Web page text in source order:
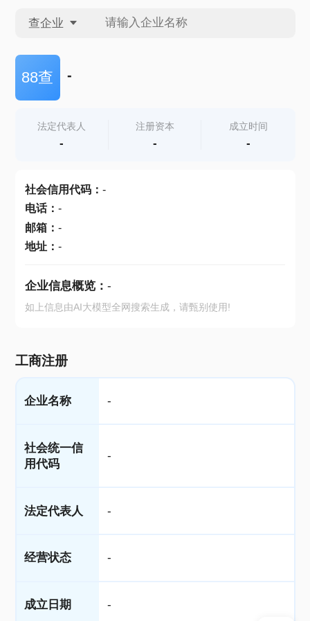
查企业
查企业
查产地
88查 -
法定代表人
-
注册资本
-
成立时间
-
社会信用代码： -
电话： -
邮箱： -
地址： -
企业信息概览： -
如上信息由AI大模型全网搜索生成，请甄别使用!
工商注册
企业名称 -
社会统一信
用代码
-
法定代表人 -
经营状态 -
成立日期 -